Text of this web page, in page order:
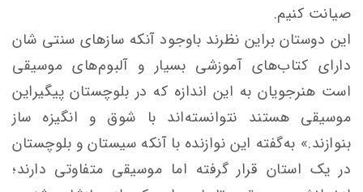
صیانت کنیم.
این دوستان براین نظرند با‌وجود آنکه سازهای سنتی شان
دارای کتاب‌های آموزشی بسیار و آلبوم‌های موسیقی
است هنرجویان به این اندازه که در بلوچستان پیگیراین
موسیقی هستند نتوانسته‌اند با شوق و انگیزه ساز
بنوازند.» به‌گفته این نوازنده با آنکه سیستان و بلوچستان
در یک استان قرار گرفته اما موسیقی متفاوتی دارند؛